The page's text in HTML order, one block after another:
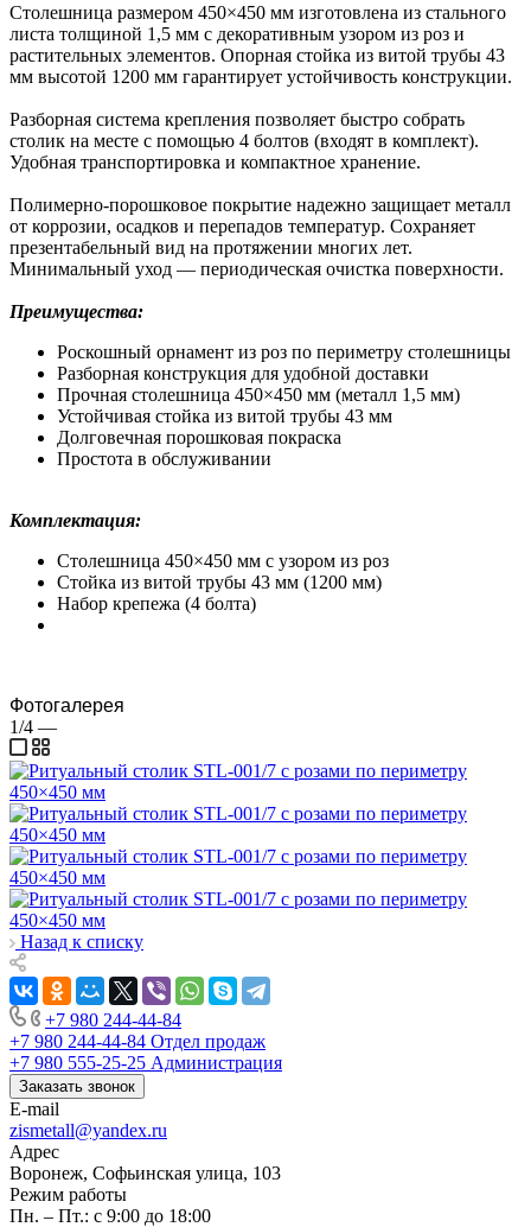
Столешница размером 450×450 мм изготовлена из стального
листа толщиной 1,5 мм с декоративным узором из роз и
растительных элементов. Опорная стойка из витой трубы 43
мм высотой 1200 мм гарантирует устойчивость конструкции.
Разборная система крепления позволяет быстро собрать
столик на месте с помощью 4 болтов (входят в комплект).
Удобная транспортировка и компактное хранение.
Полимерно-порошковое покрытие надежно защищает металл
от коррозии, осадков и перепадов температур. Сохраняет
презентабельный вид на протяжении многих лет.
Минимальный уход — периодическая очистка поверхности.
Преимущества:
Роскошный орнамент из роз по периметру столешницы
Разборная конструкция для удобной доставки
Прочная столешница 450×450 мм (металл 1,5 мм)
Устойчивая стойка из витой трубы 43 мм
Долговечная порошковая покраска
Простота в обслуживании
Комплектация:
Столешница 450×450 мм с узором из роз
Стойка из витой трубы 43 мм (1200 мм)
Набор крепежа (4 болта)
Фотогалерея
1/4 —
Назад к списку
+7 980 244-44-84
+7 980 244-44-84 Отдел продаж
+7 980 555-25-25 Администрация
Заказать звонок
E-mail
zismetall@yandex.ru
Адрес
Воронеж, Софьинская улица, 103
Режим работы
Пн. – Пт.: с 9:00 до 18:00